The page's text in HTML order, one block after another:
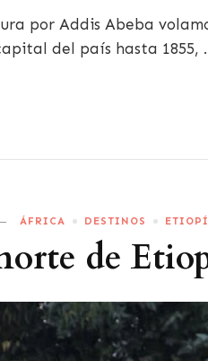
por Addis Abeba
del país hasta 1855,
ÁFRICA DESTINOS
de